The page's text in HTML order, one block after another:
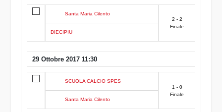
Santa Maria Cilento
DIECIPIU
2 - 2
Finale
29 Ottobre 2017 11:30
SCUOLA CALCIO SPES
Santa Maria Cilento
1 - 0
Finale